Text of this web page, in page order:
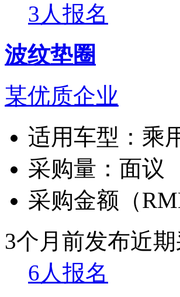
3人报名
波纹垫圈
某优质企业
适用车型： 乘
采购量： 面议
采购金额（
3个月前发布近
6人报名